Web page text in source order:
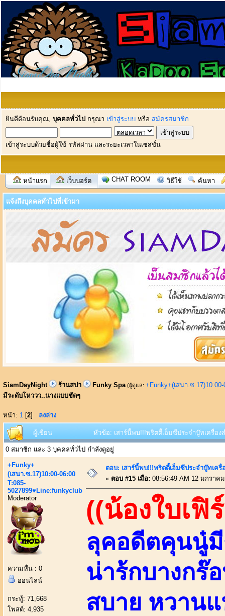
ยินดีต้อนรับคุณ, บุคคลทั่วไป กรุณา เข้าสู่ระบบ หรือ สมัครสมาชิก
เข้าสู่ระบบด้วยชื่อผู้ใช้ รหัสผ่าน และระยะเวลาในเซสชั่น
หน้าแรก เว็บบอร์ด CHAT ROOM วิธีใช้ ค้นหา
แจ้งถึงบุคคลทั่วไปที่เข้ามา
SiamDayNight ร้านสปา Funky Spa (ผู้ดูแล: +Funky+(เสนา.ซ
มีระดับโหววว..นางแบบชัดๆ
หน้า: 1 [2] ลงล่าง
ผู้เขียน หัวข้อ: เสาร์นี้พบ!!!พริตตี้เอ็มซีประจำบู๊ทเครื่อ
0 สมาชิก และ 3 บุคคลทั่วไป กำลังดูอยู่
+Funky+
(เสนา.ซ.17)10:00-06:00
T:085-
5027899♥Line:funkyclub
Moderator
ความหื่น : 0
ออนไลน์
กระทู้: 71,668
โพสต์: 4,935
ตอบ: เสาร์นี้พบ!!!พริตตี้เอ็มซีประจำบู๊ทเค
« ตอบ #15 เมื่อ: 08:56:49 AM 12 มกราค
((น้องใบเฟิ
ลุคอดีตคุนนู๋มี
น่าร้กบางกร๊
สบาย หวาน